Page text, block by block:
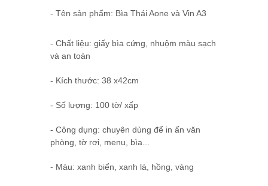
- Tên sản phẩm: Bìa Thái Aone và Vin A3
- Chất liệu: giấy bìa cứng, nhuộm màu sạch
và an toàn
- Kích thước: 38 x42cm
- Số lượng: 100 tờ/ xấp
- Công dụng: chuyên dùng để in ấn văn
phòng, tờ rơi, menu, bìa...
- Màu: xanh biển, xanh lá, hồng, vàng